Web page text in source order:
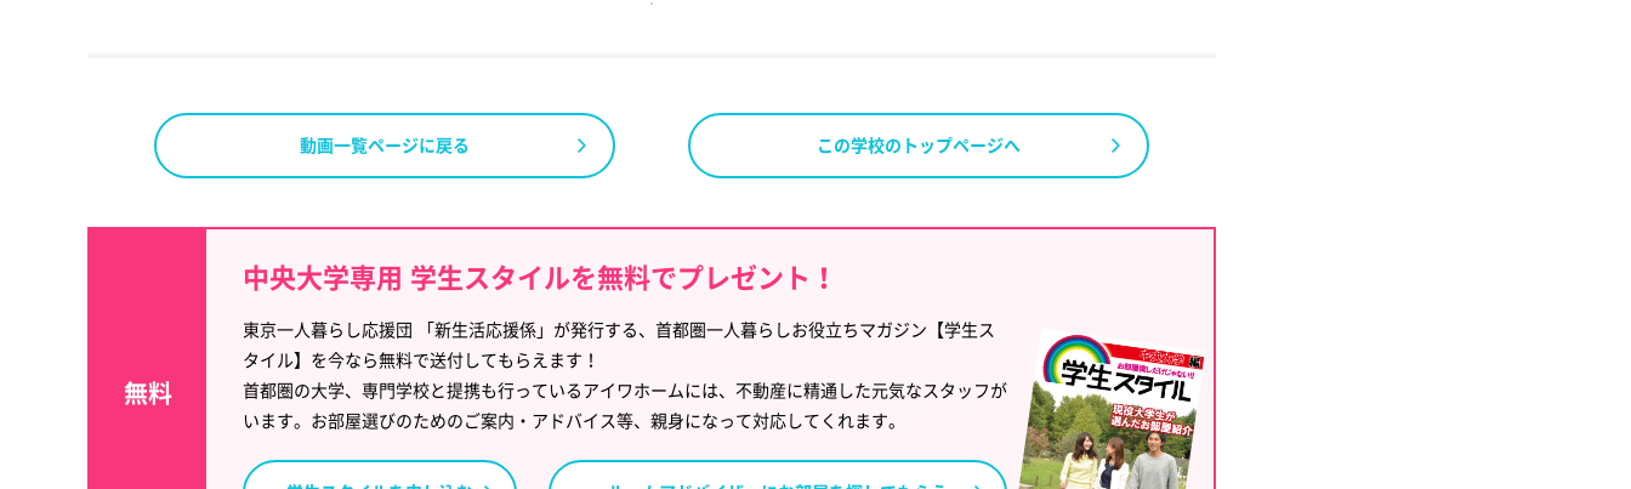
動画一覧ページに戻る この学校のトップページへ
無料
中央大学専用 学生スタイルを無料でプレゼント！
東京一人暮らし応援団 「新生活応援係」が発行する、首都圏一人暮らしお役立ちマガジン【学生ス
タイル】を今なら無料で送付してもらえます！
首都圏の大学、専門学校と提携も行っているアイワホームには、不動産に精通した元気なスタッフが
います。お部屋選びのためのご案内・アドバイス等、親身になって対応してくれます。